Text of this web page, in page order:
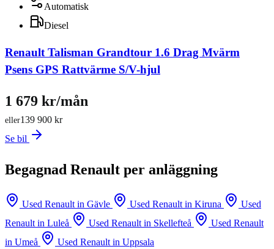
Automatisk
Diesel
Renault Talisman Grandtour 1.6 Drag Mvärm
Psens GPS Rattvärme S/V-hjul
139 900 kr
eller
1 679 kr/mån
Se bil
Begagnad Renault per anläggning
Used Renault in Gävle Used Renault in Kiruna
Used
Renault in Luleå
Used Renault in Skellefteå
Used Renault
in Umeå
Used Renault in Uppsala